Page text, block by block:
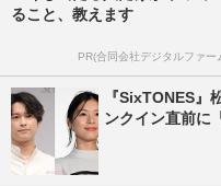
ること、教えます
PR(合同会社デジタルファー
『SixTONES』
ンクイン直前に